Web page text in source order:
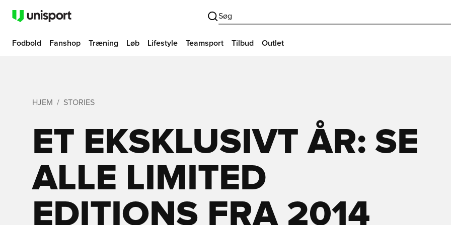
Søg
Fodbold Fanshop Træning Løb Lifestyle Teamsport Tilbud Outlet
HJEM STORIES
ET EKSKLUSIVT ÅR: SE
ALLE LIMITED
EDITIONS FRA 2014